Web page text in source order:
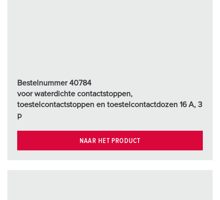
Bestelnummer 40784
voor waterdichte contactstoppen,
toestelcontactstoppen en toestelcontactdozen 16 A, 3
p
NAAR HET PRODUCT